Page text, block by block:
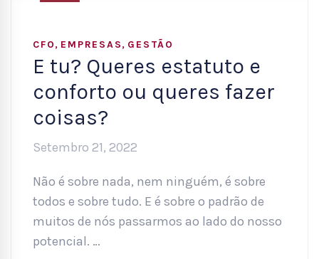
CFO, EMPRESAS, GESTÃO
E tu? Queres estatuto e
conforto ou queres fazer
coisas?
Setembro 21, 2022
Não é sobre nada, nem ninguém, é sobre
todos e sobre tudo. E é sobre o padrão de
muitos de nós passarmos ao lado do nosso
potencial. …